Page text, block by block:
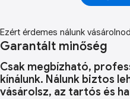
Ezért érdemes nálunk vásárolnod
Garantált minőség
Csak megbízható,
kínálunk. Nálunk biztos
vásárolsz, az tartós és